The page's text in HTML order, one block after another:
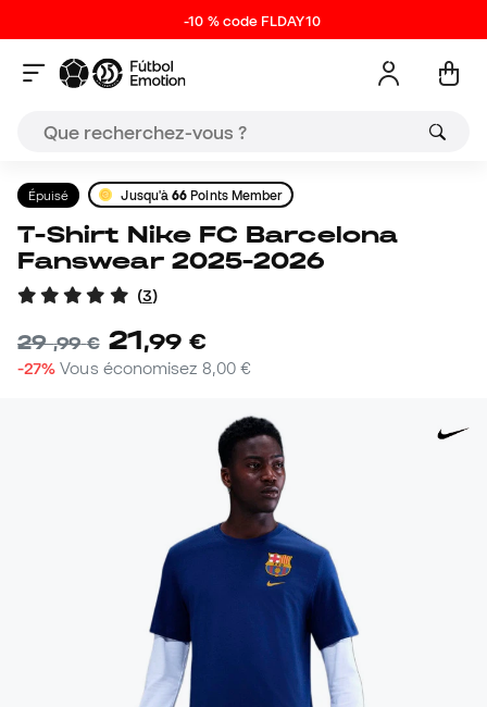
-10 % code FLDAY10
Épuisé Jusqu'à66 Points Member
T-Shirt Nike FC Barcelona
Fanswear 2025-2026
(3)
29,99 € 21,99 €
-27% Vous économisez 8,00 €